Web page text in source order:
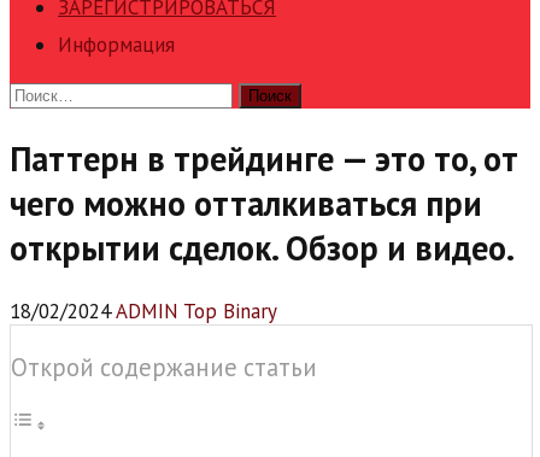
ЗАРЕГИСТРИРОВАТЬСЯ
Информация
Найти:
Паттерн в трейдинге — это то, от
чего можно отталкиваться при
открытии сделок. Обзор и видео.
18/02/2024ADMIN Top Binary
Открой содержание статьи